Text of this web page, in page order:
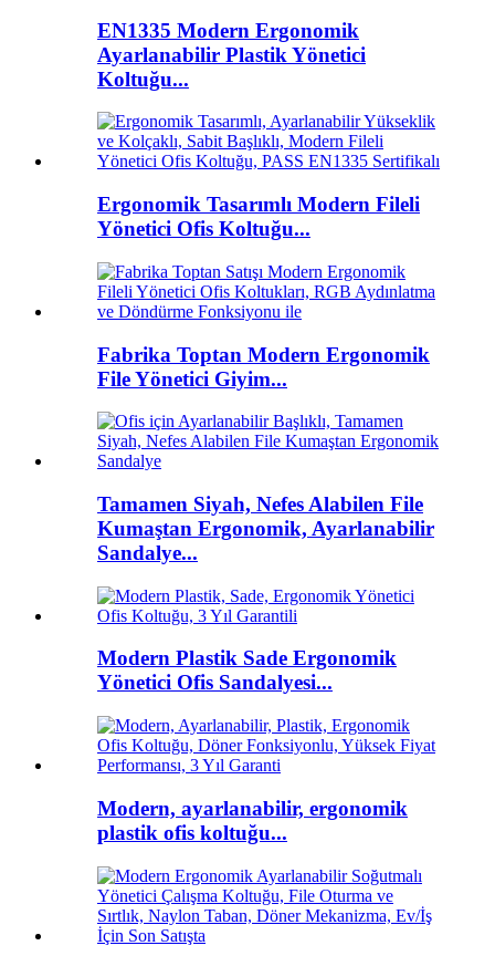
EN1335 Modern Ergonomik
Ayarlanabilir Plastik Yönetici
Koltuğu...
Ergonomik Tasarımlı Modern Fileli
Yönetici Ofis Koltuğu...
Fabrika Toptan Modern Ergonomik
File Yönetici Giyim...
Tamamen Siyah, Nefes Alabilen File
Kumaştan Ergonomik, Ayarlanabilir
Sandalye...
Modern Plastik Sade Ergonomik
Yönetici Ofis Sandalyesi...
Modern, ayarlanabilir, ergonomik
plastik ofis koltuğu...